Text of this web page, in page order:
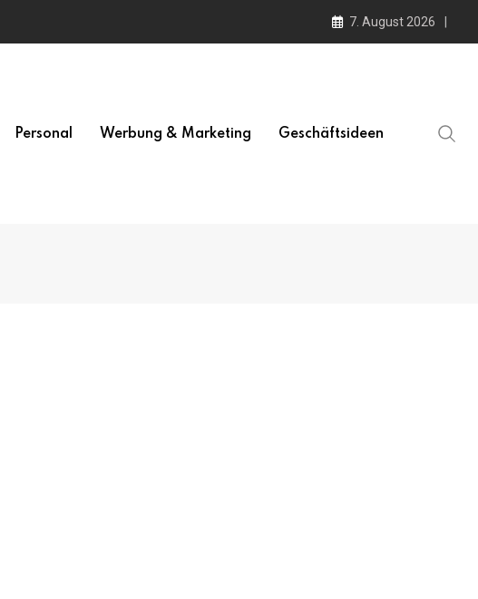
7. August 2026
Personal Werbung & Marketing Geschäftsideen